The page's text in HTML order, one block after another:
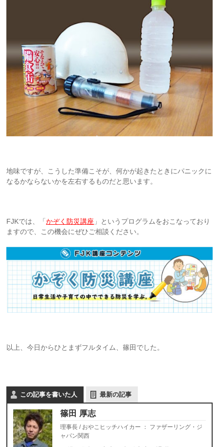
地味ですが、こうした準備こそが、何かが起きたときにパニックに
なるかならないかを左右するものだと思います。
FJKでは、「かぞく防災講座 」というプログラムをおこなっており
ますので、この機会にぜひご相談ください。
以上、今日からひとまずフルタイム、篠田でした。
この記事を書いた人 最新の記事
篠田 厚志
理事長 / おやこヒッチハイカー ： ファザーリング・ジ
ャパン関西